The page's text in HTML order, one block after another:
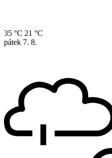
35 °C 21 °C
pátek 7. 8.